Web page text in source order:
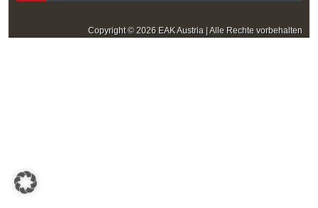
Copyright © 2026 EAK Austria | Alle Rechte vorbehalten